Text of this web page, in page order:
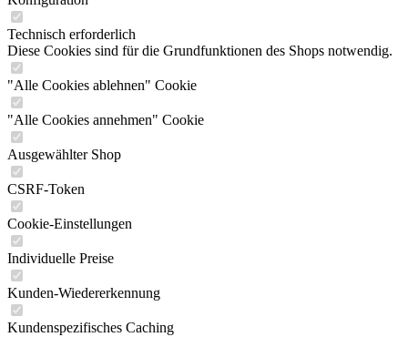
Technisch erforderlich
Diese Cookies sind für die Grundfunktionen des Shops notwendig.
"Alle Cookies ablehnen" Cookie
"Alle Cookies annehmen" Cookie
Ausgewählter Shop
CSRF-Token
Cookie-Einstellungen
Individuelle Preise
Kunden-Wiedererkennung
Kundenspezifisches Caching